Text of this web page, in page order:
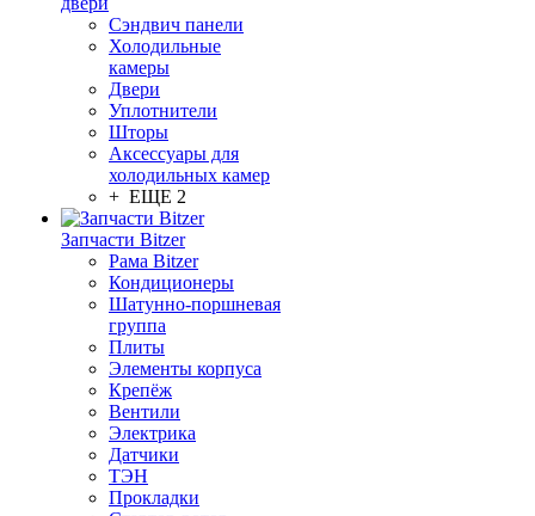
Сэндвич панели
Холодильные
камеры
Двери
Уплотнители
Шторы
Аксессуары для
холодильных камер
+ ЕЩЕ 2
Запчасти Bitzer
Рама Bitzer
Кондиционеры
Шатунно-поршневая
группа
Плиты
Элементы корпуса
Крепёж
Вентили
Электрика
Датчики
ТЭН
Прокладки